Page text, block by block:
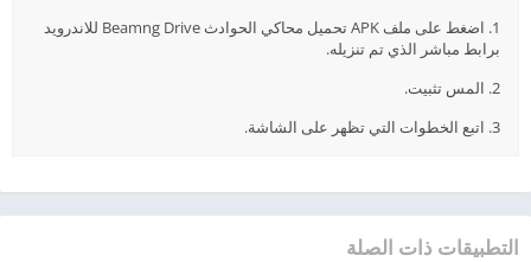
1. اضغط على ملف APK تحميل محاكي الحوادث Beamng Drive للاندرويد
برابط مباشر الذي تم تنزيله.
2. المس تثبيت.
3. اتبع الخطوات التي تظهر على الشاشة.
التطبيقات ذات الصلة